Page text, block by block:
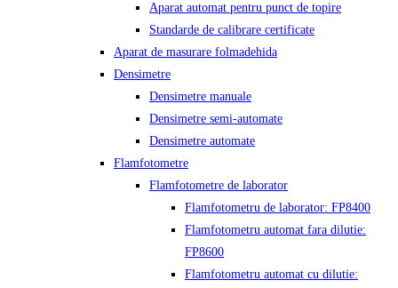
Aparat automat pentru punct de topire
Standarde de calibrare certificate
Aparat de masurare folmadehida
Densimetre
Densimetre manuale
Densimetre semi-automate
Densimetre automate
Flamfotometre
Flamfotometre de laborator
Flamfotometru de laborator: FP8400
Flamfotometru automat fara dilutie:
FP8600
Flamfotometru automat cu dilutie: